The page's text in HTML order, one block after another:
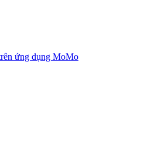
ứng dụng MoMo